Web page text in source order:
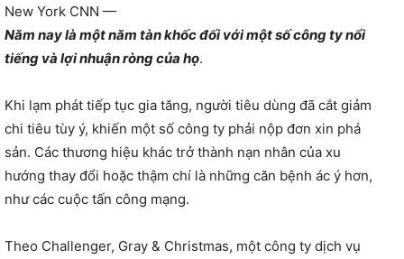
New York CNN —
Năm nay là một năm tàn khốc đối với một số công ty nổi
tiếng và lợi nhuận ròng của họ.
Khi lạm phát tiếp tục gia tăng, người tiêu dùng đã cắt giảm
chi tiêu tùy ý, khiến một số công ty phải nộp đơn xin phá
sản. Các thương hiệu khác trở thành nạn nhân của xu
hướng thay đổi hoặc thậm chí là những căn bệnh ác ý hơn,
như các cuộc tấn công mạng.
Theo Challenger, Gray & Christmas, một công ty dịch vụ